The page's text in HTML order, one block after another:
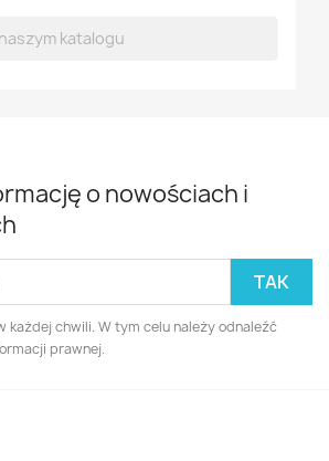
o nowościach i
każdej chwili. W tym celu należy odnaleźć
prawnej.